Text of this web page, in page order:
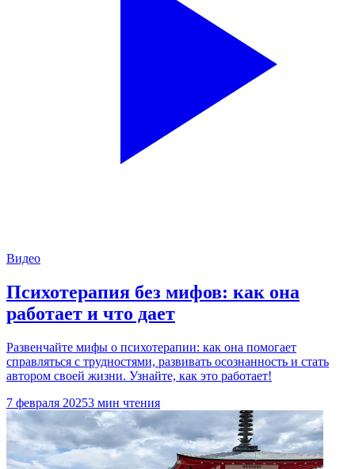
Видео
Психотерапия без мифов: как она
работает и что дает
Развенчайте мифы о психотерапии: как она помогает
справляться с трудностями, развивать осознанность и стать
автором своей жизни. Узнайте, как это работает!
7 февраля 20253 мин чтения